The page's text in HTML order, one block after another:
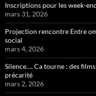
Inscriptions pour les week-
mars 31, 2026
Projection rencontre Entre
social
mars 4, 2026
Silence…. Ca tourne : des
précarité
mars 2, 2026